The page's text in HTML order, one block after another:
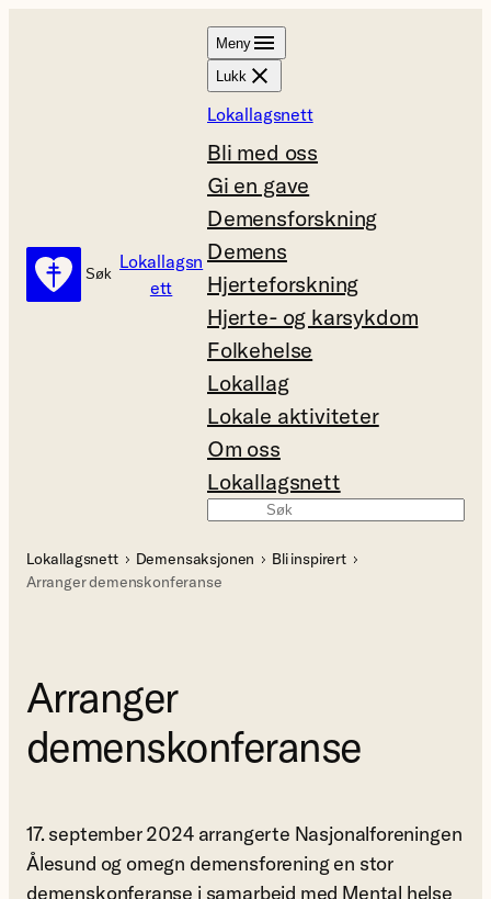
Søk
Søk
Lokallagsn
ett
Meny
Lukk
Lokallagsnett
Bli med oss
Gi en gave
Demensforskning
Demens
Hjerteforskning
Hjerte- og karsykdom
Folkehelse
Lokallag
Lokale aktiviteter
Om oss
Lokallagsnett
Lokallagsnett Demensaksjonen
Bli inspirert
Arranger demenskonferanse
Arranger
demenskonferanse
17. september 2024 arrangerte Nasjonalforeningen
Ålesund og omegn demensforening en stor
demenskonferanse i samarbeid med Mental helse